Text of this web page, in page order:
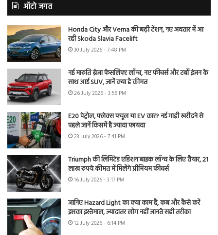
ऑटो जगत
Honda City और Verna की बढ़ी टेंशन, नए अवतार में आ
रही Skoda Slavia Facelift
30 July 2026 - 7:48 PM
नई मारुति ब्रेजा फेसलिफ्ट लॉन्च, नए फीचर्स और टर्बो इंजन के
साथ आई SUV, जानें क्या है कीमत
26 July 2026 - 3:56 PM
E20 पेट्रोल, फ्लेक्स फ्यूल या EV कार? नई गाड़ी खरीदने से
पहले जानें किसमें है ज्यादा फायदा
23 July 2026 - 7:41 PM
Triumph की लिमिटेड एडिशन बाइक लॉन्च के लिए तैयार, 21
लाख रुपये कीमत में मिलेंगे प्रीमियम फीचर्स
16 July 2026 - 3:17 PM
जानिए Hazard Light का क्या काम है, कब और कैसे करें
इसका इस्तेमाल, ज्यादातर लोग नहीं जानते सही तरीका
12 July 2026 - 6:14 PM